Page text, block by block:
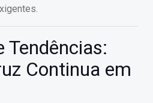
Tendências:
Continua em